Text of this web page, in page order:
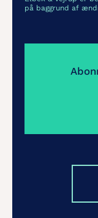
på baggrund af